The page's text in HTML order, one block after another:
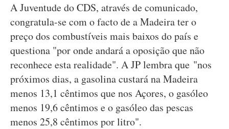
A Juventude do CDS, através de comunicado,
congratula-se com o facto de a Madeira ter o
preço dos combustíveis mais baixos do país e
questiona "por onde andará a oposição que não
reconhece esta realidade". A JP lembra que "nos
próximos dias, a gasolina custará na Madeira
menos 13,1 cêntimos que nos Açores, o gasóleo
menos 19,6 cêntimos e o gasóleo das pescas
menos 25,8 cêntimos por litro".